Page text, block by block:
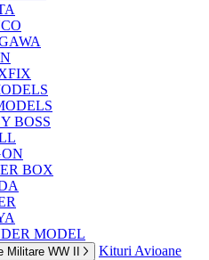
BOSS
BOX
MODEL
Militare WW II
Kituri Avioane